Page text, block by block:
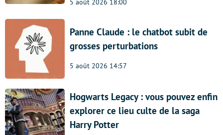
5 août 2026 18:00
Panne Claude : le chatbot subit de
grosses perturbations
5 août 2026 14:57
Hogwarts Legacy : vous pouvez enfin
explorer ce lieu culte de la saga
Harry Potter